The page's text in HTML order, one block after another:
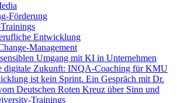
Förderung
Entwicklung
Management
Umgang mit KI in Unternehmen
digitale Zukunft: INQA-Coaching für KMU
ist kein Sprint. Ein Gespräch mit Dr.
Deutschen Roten Kreuz über Sinn und
Trainings